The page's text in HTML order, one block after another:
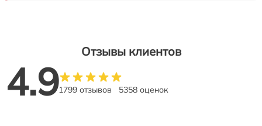
Отзывы клиентов
4.91799 отзывов 5358 оценок